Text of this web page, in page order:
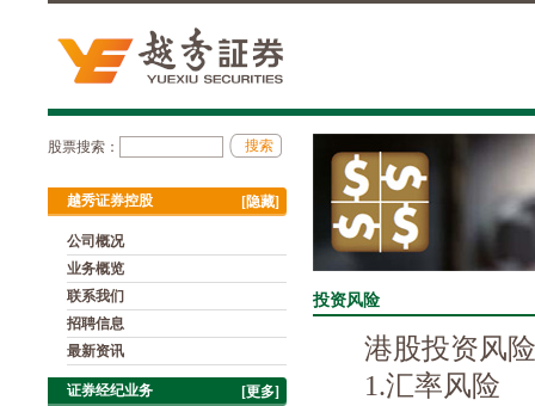
股票搜索：
[隐藏]
越秀证券控股
公司概况
业务概览
联系我们
招聘信息
最新资讯
[更多]
证券经纪业务
投资风险
港股投资风
1.汇率风险